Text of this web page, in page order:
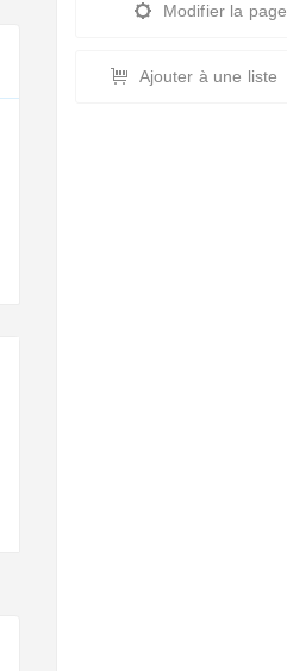
Modifier la page
Ajouter à une liste